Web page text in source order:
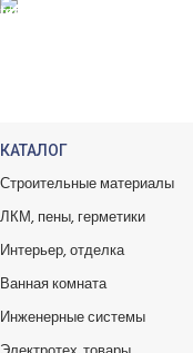
КАТАЛОГ
Строительные материалы
ЛКМ, пены, герметики
Интерьер, отделка
Ванная комната
Инженерные системы